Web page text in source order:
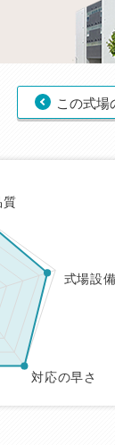
この式場
質
式場設備
対応の早さ